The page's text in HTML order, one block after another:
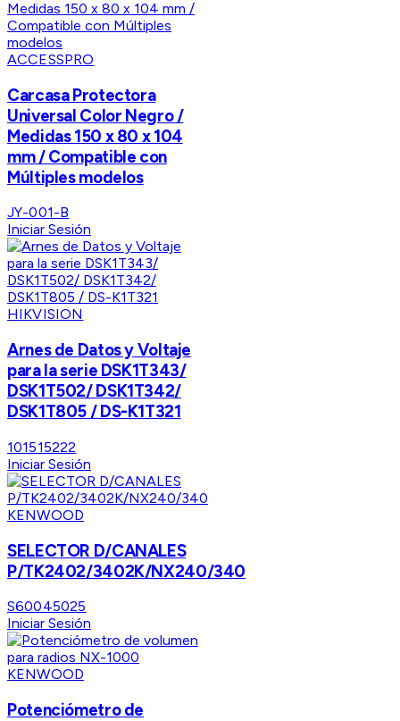
ACCESSPRO
Carcasa Protectora
Universal Color Negro /
Medidas 150 x 80 x 104
mm / Compatible con
Múltiples modelos
JY-001-B
Iniciar Sesión
HIKVISION
Arnes de Datos y Voltaje
para la serie DSK1T343/
DSK1T502/ DSK1T342/
DSK1T805 / DS-K1T321
101515222
Iniciar Sesión
KENWOOD
SELECTOR D/CANALES
P/TK2402/3402K/NX240/340
S60045025
Iniciar Sesión
KENWOOD
Potenciómetro de